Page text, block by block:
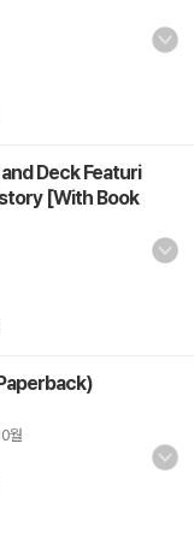
Deck Featuri
[With Book
월